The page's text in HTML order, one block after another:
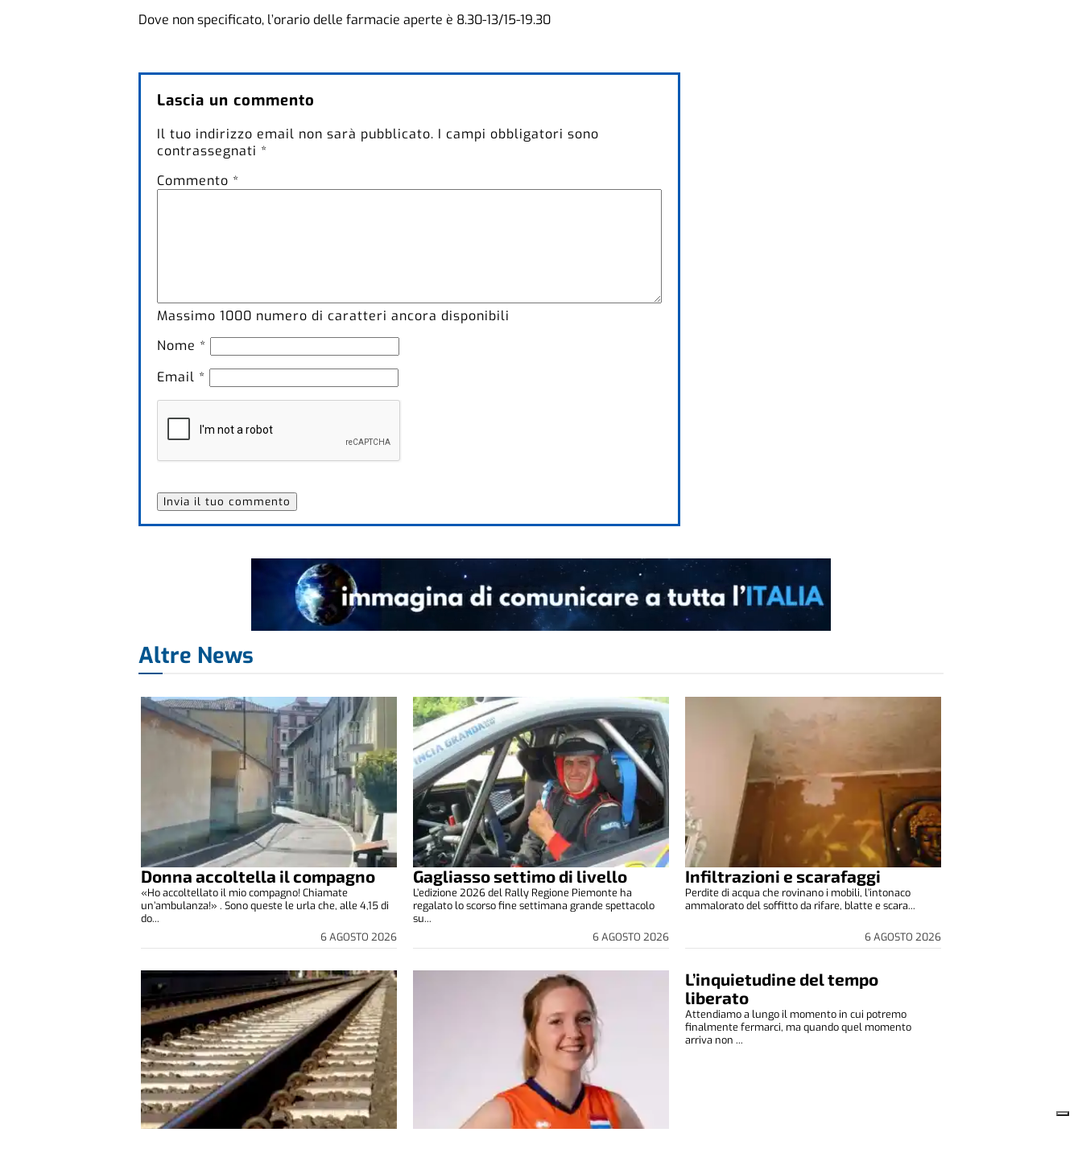
Dove non specificato, l’orario delle farmacie aperte è 8.30-13/15-19.30
Lascia un commento
Il tuo indirizzo email non sarà pubblicato. I campi obbligatori sono
contrassegnati *
Commento *
Massimo 1000 numero di caratteri ancora disponibili
Nome *
Email *
Altre News
Donna accoltella il compagno
6 AGOSTO 2026
«Ho accoltellato il mio compagno! Chiamate
un’ambulanza!» . Sono queste le urla che, alle 4,15 di
do...
Gagliasso settimo di livello
6 AGOSTO 2026
L’edizione 2026 del Rally Regione Piemonte ha
regalato lo scorso fine settimana grande spettacolo
su...
Infiltrazioni e scarafaggi
6 AGOSTO 2026
Perdite di acqua che rovinano i mobili, l’intonaco
ammalorato del soffitto da rifare, blatte e scara...
L’inquietudine del tempo
liberato
Attendiamo a lungo il momento in cui potremo
finalmente fermarci, ma quando quel momento
arriva non ...